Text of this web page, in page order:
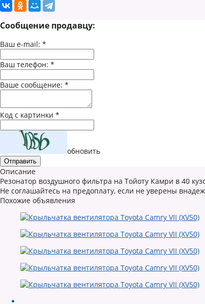
Сообщение продавцу:
Ваш e-mail: *
Ваш телефон: *
Ваше сообщение: *
Код с картинки *
обновить
Описание
Резонатор воздушного фильтра на Тойоту Камри в 40
Не соглашайтесь на предоплату, если не уверены
Похожие объявления